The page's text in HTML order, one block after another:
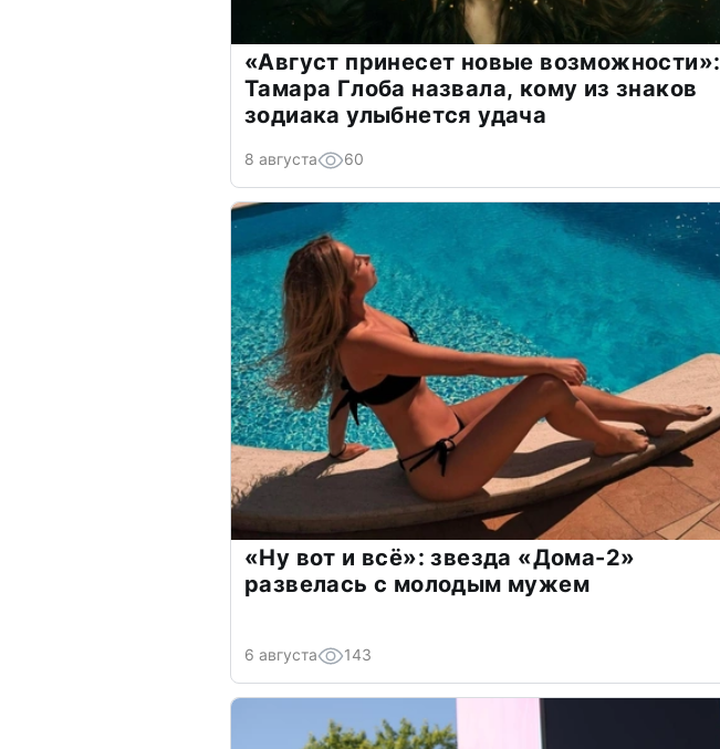
«Август принесет новые возможности»:
Тамара Глоба назвала, кому из знаков
зодиака улыбнется удача
8 августа 60
«Ну вот и всё»: звезда «Дома-2»
развелась с молодым мужем
6 августа 143